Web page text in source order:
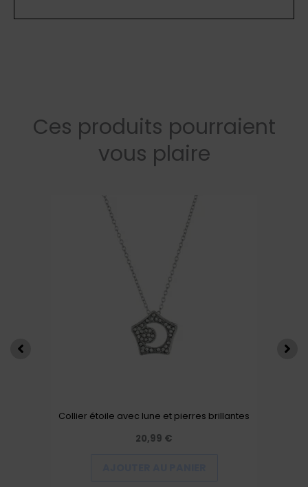
Ces produits pourraient
vous plaire
Collier étoile avec lune et pierres brillantes
20,99 €